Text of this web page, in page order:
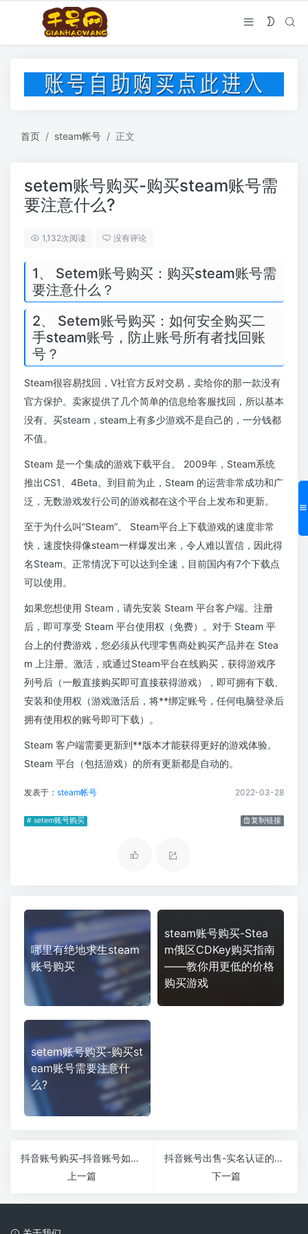
首页 steam帐号 正文
setem账号购买-购买steam账号需
要注意什么?
1,132次阅读 没有评论
1、 Setem账号购买：购买steam账号需
要注意什么？
2、 Setem账号购买：如何安全购买二
手steam账号，防止账号所有者找回账
号？
Steam很容易找回，V社官方反对交易，卖给你的那一款没有
官方保护。卖家提供了几个简单的信息给客服找回，所以基本
没有。买steam，steam上有多少游戏不是自己的，一分钱都
不值。
Steam 是一个集成的游戏下载平台。 2009年，Steam系统
推出CS1、4Beta。到目前为止，Steam 的运营非常成功和广
泛，无数游戏发行公司的游戏都在这个平台上发布和更新。
至于为什么叫“Steam”。 Steam平台上下载游戏的速度非常
快，速度快得像steam一样爆发出来，令人难以置信，因此得
名Steam。正常情况下可以达到全速，目前国内有7个下载点
可以使用。
如果您想使用 Steam，请先安装 Steam 平台客户端。注册
后，即可享受 Steam 平台使用权（免费）。对于 Steam 平
台上的付费游戏，您必须从代理零售商处购买产品并在 Stea
m 上注册。激活，或通过Steam平台在线购买，获得游戏序
列号后（一般直接购买即可直接获得游戏），即可拥有下载、
安装和使用权（游戏激活后，将**绑定账号，任何电脑登录后
拥有使用权的账号即可下载）。
Steam 客户端需要更新到**版本才能获得更好的游戏体验。
Steam 平台（包括游戏）的所有更新都是自动的。
发表于： steam帐号 2022-03-28
# setem账号购买 复制链接
哪里有绝地求生steam
账号购买
steam账号购买-Stea
m俄区CDKey购买指南
——教你用更低的价格
购买游戏
setem账号购买-购买st
eam账号需要注意什
么?
抖音账号购买-抖音账号如何出售?
上一篇
抖音账号出售-实名认证的抖音号怎么出售
下一篇